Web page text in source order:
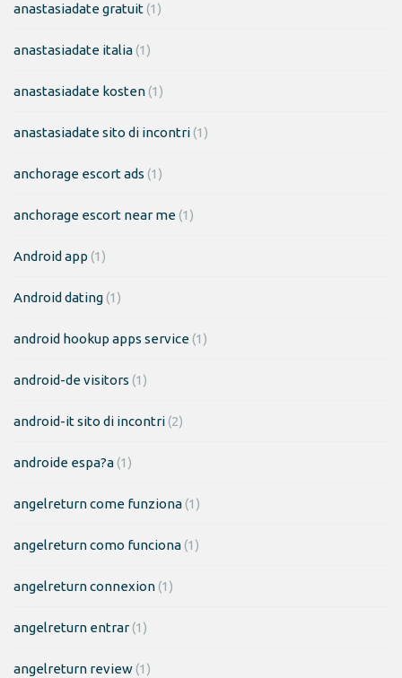
anastasiadate gratuit(1)
anastasiadate italia(1)
anastasiadate kosten(1)
anastasiadate sito di incontri(1)
anchorage escort ads (1)
anchorage escort near me(1)
Android app (1)
Android dating(1)
android hookup apps service(1)
android-de visitors (1)
android-it sito di incontri(2)
androide espa?a(1)
angelreturn come funziona(1)
angelreturn como funciona(1)
angelreturn connexion(1)
angelreturn entrar(1)
angelreturn review(1)